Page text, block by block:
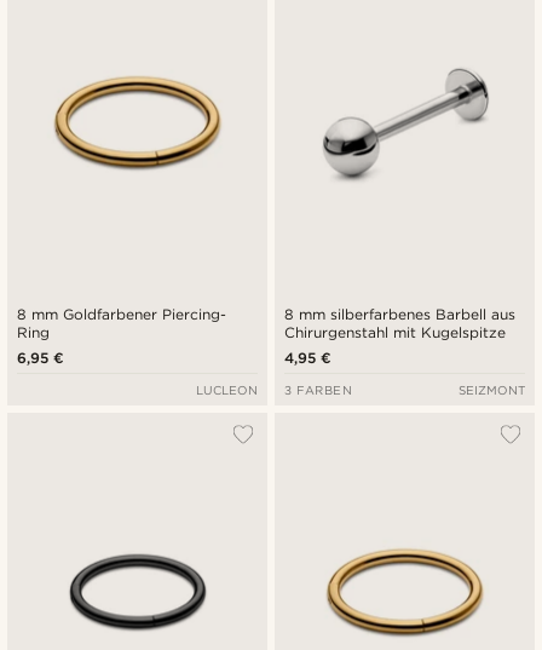
8 mm Goldfarbener Piercing-
Ring
6,95 €
LUCLEON
8 mm silberfarbenes Barbell aus
Chirurgenstahl mit Kugelspitze
4,95 €
3 FARBEN SEIZMONT